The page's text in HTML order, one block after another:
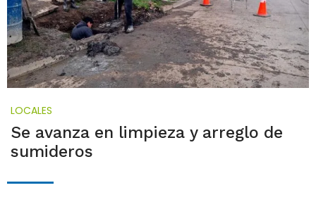
LOCALES
Se avanza en limpieza y arreglo de
sumideros